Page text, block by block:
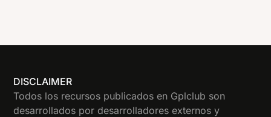
DISCLAIMER
Todos los recursos publicados en Gplclub son
desarrollados por desarrolladores externos y